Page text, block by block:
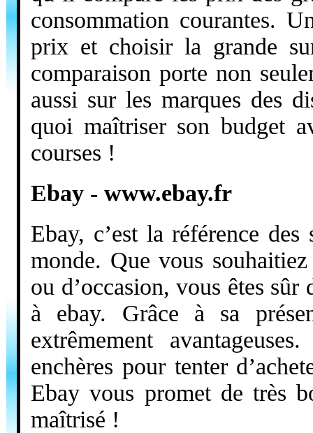
consommation courantes.
prix et choisir la grande
comparaison porte non
aussi sur les marques des
quoi maîtriser son budget
courses !
Ebay - www.ebay.fr
Ebay, c’est la référence
monde. Que vous
ou d’occasion, vous êtes
à ebay. Grâce à sa
extrêmement
enchères pour tenter
Ebay vous promet de très
maîtrisé !